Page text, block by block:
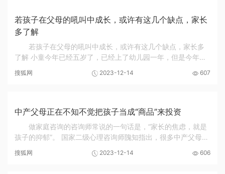
若孩子在父母的吼叫中成长，或许有这几个缺点，家长
多了解
若孩子在父母的吼叫中成长，或许有这几个缺点，家长多
了解 小童今年已经五岁了，已经上了幼儿园一年，但是今年小
有人再愿意和小童说话做游戏，也不愿意和晓...
搜狐网 2023-12-14 607
中产父母正在不知不觉把孩子当成“商品”来投资
做家庭咨询的咨询师常说的一句话是，“家长的焦虑，就是
孩子的抑郁”。 国家二级心理咨询师隗知指出，很多中产父母正
因。配不上投资就没有价值，没有价值就...
搜狐网 2023-12-14 606